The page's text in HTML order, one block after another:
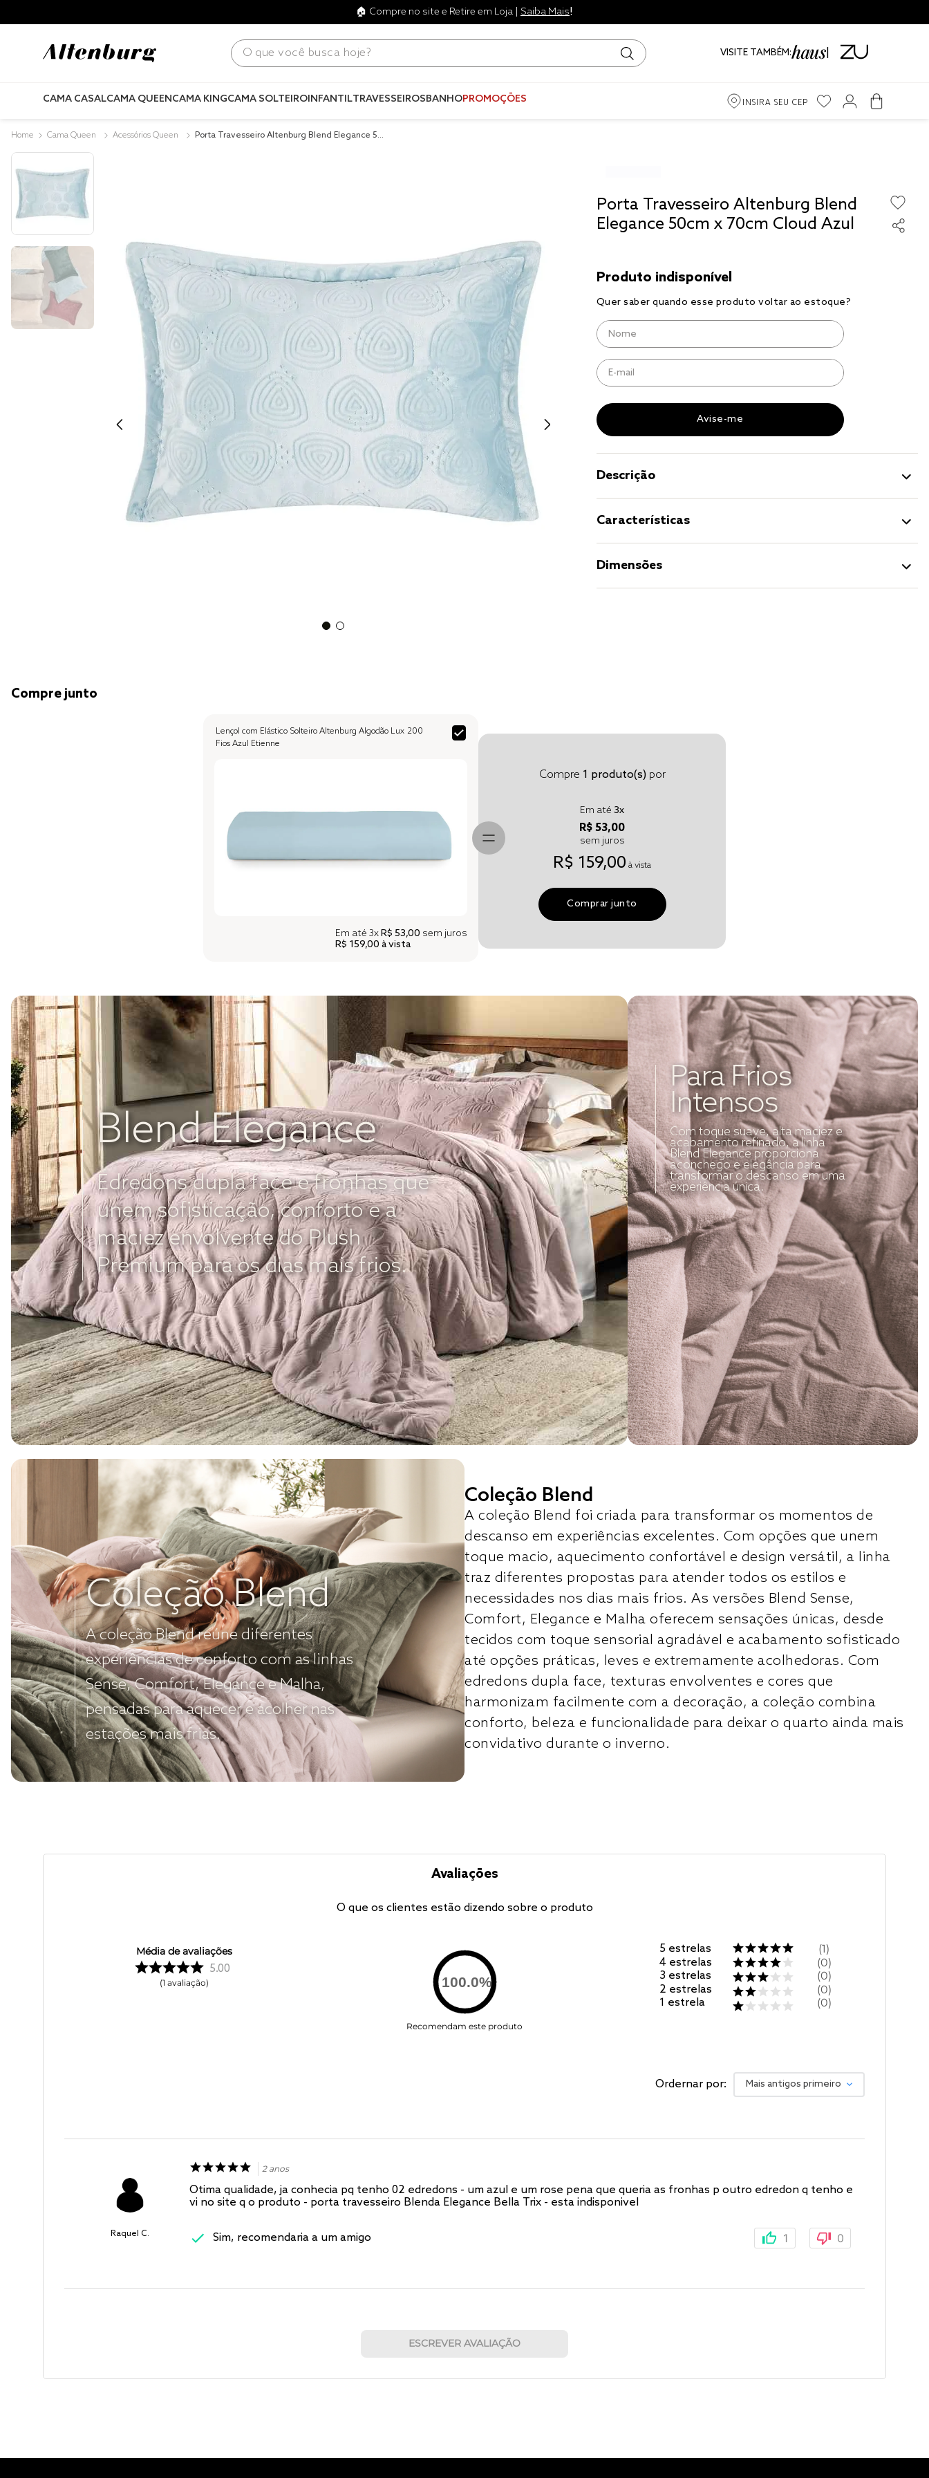
🏠 Compre no site e Retire em Loja | Saiba Mais!
O que você busca hoje?
VISITE TAMBÉM:
CAMA CASALCAMA QUEENCAMA KINGCAMA SOLTEIROINFANTILTRAVESSEIROSBANHOPROMOÇÕES INSIRA SEU CEP
Cama Queen Acessórios Queen
Porta Travesseiro Altenburg Blend Elegance 50c
Porta Travesseiro Altenburg Blend
Elegance 50cm x 70cm Cloud Azul
Descrição
Características
Dimensões
Compre junto
Lençol com Elástico Solteiro Altenburg Algodão Lux 200
Fios Azul Etienne
Em até 3xR$ 53,00 sem juros
R$ 159,00 à vista
Compre 1 produto(s)por
Em até 3x
R$ 53,00
sem juros
R$ 159,00 à vista
Comprar junto
Blend Elegance
Edredons dupla face e fronhas que
unem sofisticação, conforto e a
maciez envolvente do Plush
Premium para os dias mais frios.
Para Frios
Intensos
Com toque suave, alta maciez e
acabamento refinado, a linha
Blend Elegance proporciona
aconchego e elegância para
transformar o descanso em uma
experiência única.
Coleção Blend
A coleção Blend reúne diferentes
experiências de conforto com as linhas
Sense, Comfort, Elegance e Malha,
pensadas para aquecer e acolher nas
estações mais frias.
Coleção Blend
A coleção Blend foi criada para transformar os momentos de
descanso em experiências excelentes. Com opções que unem
toque macio, aquecimento confortável e design versátil, a linha
traz diferentes propostas para atender todos os estilos e
necessidades nos dias mais frios. As versões Blend Sense,
Comfort, Elegance e Malha oferecem sensações únicas, desde
tecidos com toque sensorial agradável e acabamento sofisticado
até opções práticas, leves e extremamente acolhedoras. Com
edredons dupla face, texturas envolventes e cores que
harmonizam facilmente com a decoração, a coleção combina
conforto, beleza e funcionalidade para deixar o quarto ainda mais
convidativo durante o inverno.
Avaliações
O que os clientes estão dizendo sobre o produto
Média de avaliações
5.00
1 avaliação 100.0%
Recomendam este produto
5 estrelas
4 estrelas
3 estrelas
2 estrelas
1 estrela
1
0
0
0
0
Ordernar por: Mais antigos primeiro
Raquel C.
2 anos
Otima qualidade, ja conhecia pq tenho 02 edredons - um azul e um rose pena que queria as fronhas p outro edredon q tenho e
vi no site q o produto - porta travesseiro Blenda Elegance Bella Trix - esta indisponivel
Sim, recomendaria a um amigo 1 0
ESCREVER AVALIAÇÃO
jogos cama
cobertor
jogo cama